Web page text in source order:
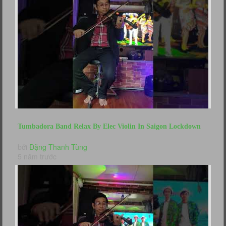
Tumbadora Band Relax By Elec Violin In Saigon Lockdown
When You Say Nothing...
Đặng Thanh Tùng